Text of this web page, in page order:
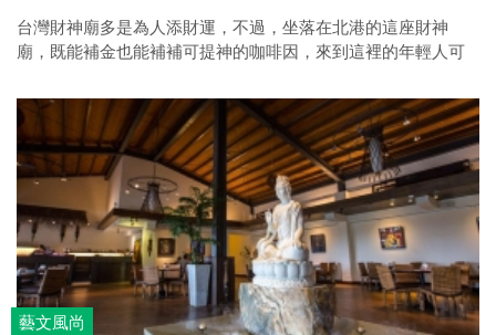
台灣財神廟多是為人添財運，不過，坐落在北港的這座財神
廟，既能補金也能補補可提神的咖啡因，來到這裡的年輕人可
藝文風尚